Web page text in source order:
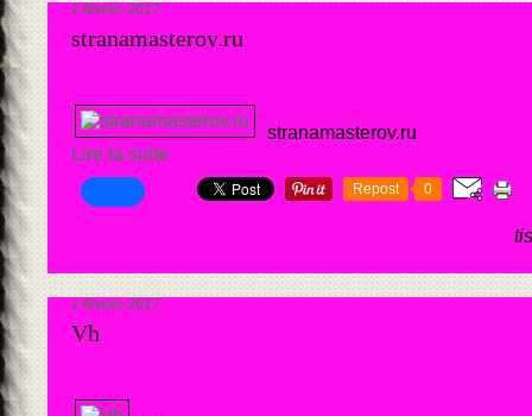
1 février 2017
stranamasterov.ru
stranamasterov.ru
Lire la suite
Repost 0
1 février 2017
Vh